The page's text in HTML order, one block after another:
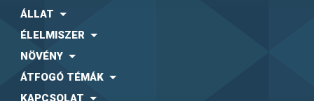
ÁLLAT
ÉLELMISZER
NÖVÉNY
ÁTFOGÓ TÉMÁK
KAPCSOLAT